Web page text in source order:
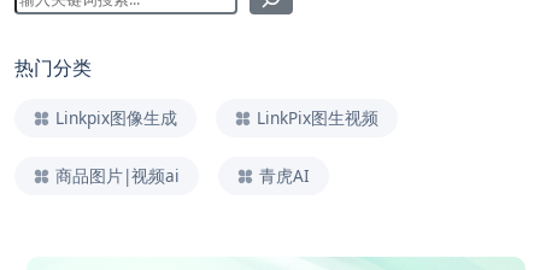
热门分类
Linkpix图像生成 LinkPix图生视频
商品图片|视频ai 青虎AI